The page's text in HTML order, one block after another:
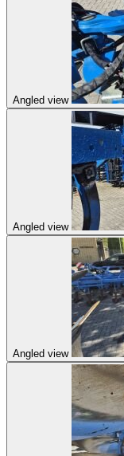
Angled view
Angled view
Angled view